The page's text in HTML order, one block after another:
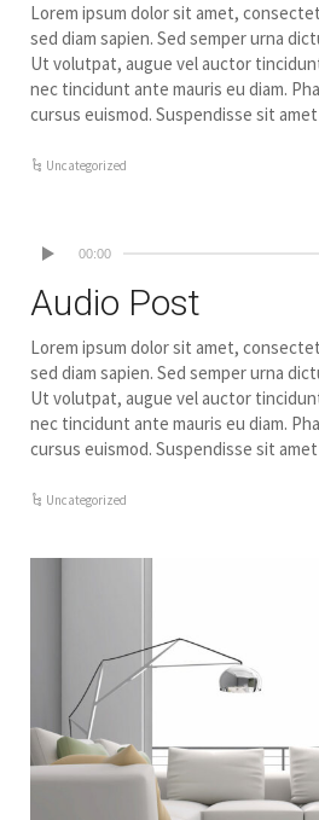
Lorem ipsum dolor sit amet,
sed diam sapien. Sed semper urna
Ut volutpat, augue vel auctor
nec tincidunt ante mauris eu diam.
cursus euismod. Suspendisse sit
Uncategorized
00:00
Audio Post
Lorem ipsum dolor sit amet,
sed diam sapien. Sed semper urna
Ut volutpat, augue vel auctor
nec tincidunt ante mauris eu diam.
cursus euismod. Suspendisse sit
Uncategorized